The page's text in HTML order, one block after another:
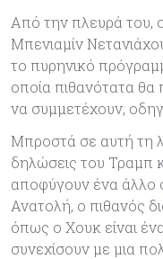
Από την πλευρά του,
Μπενιαμίν
το πυρηνικό
οποία πιθανότατα θα
να συμμετέχουν,
Μπροστά σε αυτή τη
δηλώσεις του Τραμπ
αποφύγουν ένα άλλο
Ανατολή, ο πιθανός
όπως ο Χουκ είναι
συνεχίσουν με μια